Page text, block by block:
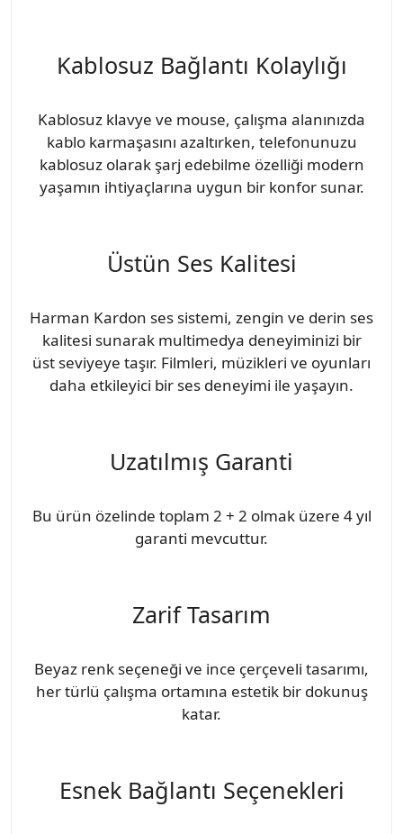
Kablosuz Bağlantı Kolaylığı
Kablosuz klavye ve mouse, çalışma alanınızda
kablo karmaşasını azaltırken, telefonunuzu
kablosuz olarak şarj edebilme özelliği modern
yaşamın ihtiyaçlarına uygun bir konfor sunar.
Üstün Ses Kalitesi
Harman Kardon ses sistemi, zengin ve derin ses
kalitesi sunarak multimedya deneyiminizi bir
üst seviyeye taşır. Filmleri, müzikleri ve oyunları
daha etkileyici bir ses deneyimi ile yaşayın.
Uzatılmış Garanti
Bu ürün özelinde toplam 2 + 2 olmak üzere 4 yıl
garanti mevcuttur.
Zarif Tasarım
Beyaz renk seçeneği ve ince çerçeveli tasarımı,
her türlü çalışma ortamına estetik bir dokunuş
katar.
Esnek Bağlantı Seçenekleri